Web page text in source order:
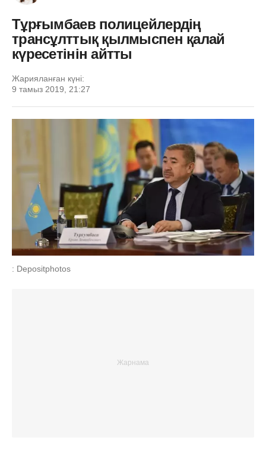
Тұрғымбаев полицейлердің
трансұлттық қылмыспен қалай
күресетінін айтты
Жарияланған күні:
9 тамыз 2019, 21:27
: Depositphotos